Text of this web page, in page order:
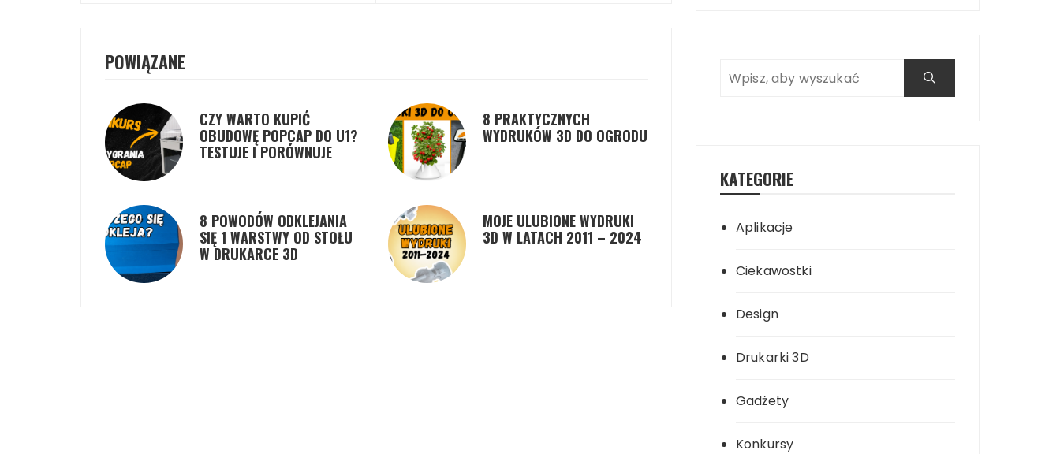
POWIĄZANE
CZY WARTO KUPIĆ
OBUDOWĘ POPCAP DO U1?
TESTUJE I PORÓWNUJE
8 PRAKTYCZNYCH
WYDRUKÓW 3D DO OGRODU
8 POWODÓW ODKLEJANIA
SIĘ 1 WARSTWY OD STOŁU
W DRUKARCE 3D
MOJE ULUBIONE WYDRUKI
3D W LATACH 2011 – 2024
KATEGORIE
Aplikacje
Ciekawostki
Design
Drukarki 3D
Gadżety
Konkursy